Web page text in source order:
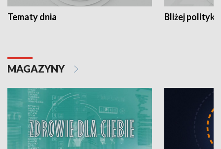
Tematy dnia Bliżej polityki
MAGAZYNY